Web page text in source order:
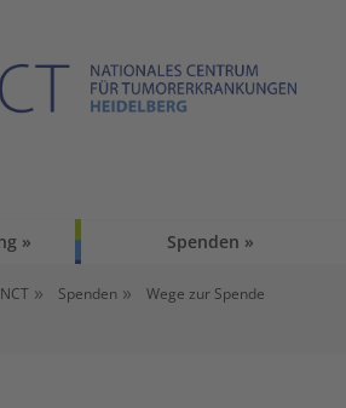
Spenden
Spenden
Wege zur Spende